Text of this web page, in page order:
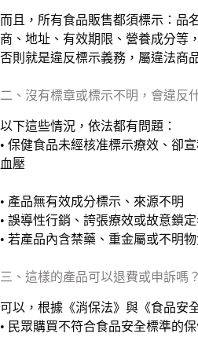
而且，所有食品販售都須標示：品
商、地址、有效期限、營養成分等，
否則就是違反標示義務，屬違法商
二、沒有標章或標示不明，會違反
以下這些情況，依法都有問題：
• 保健食品未經核准標示療效、卻
血壓
• 產品無有效成分標示、來源不明
• 誤導性行銷、誇張療效或故意鎖
• 若產品內含禁藥、重金屬或不明
三、這樣的產品可以退費或申訴嗎？
可以，根據《消保法》與《食品安
• 民眾購買不符合食品安全標準的